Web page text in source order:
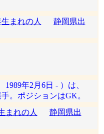
生まれの人
静岡県出
年2月6日 - ）は、
。ポジションはGK。
まれの人
静岡県出